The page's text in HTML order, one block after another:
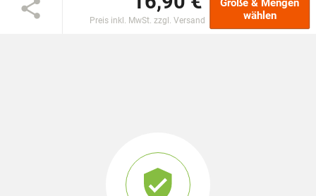
GROSSBESTELLUNGPreis inkl. MwSt. zzgl. Versand
Größe & Mengen
wählen